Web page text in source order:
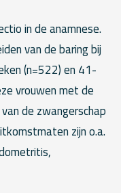
in de anamnese.
van de baring bij
(n=522) en 41-
vrouwen met de
de zwangerschap
zijn o.a.